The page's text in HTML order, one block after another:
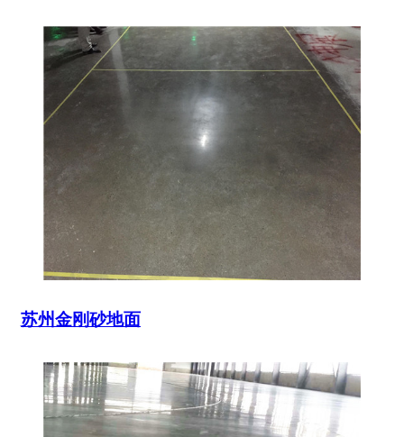
苏州金刚砂地面